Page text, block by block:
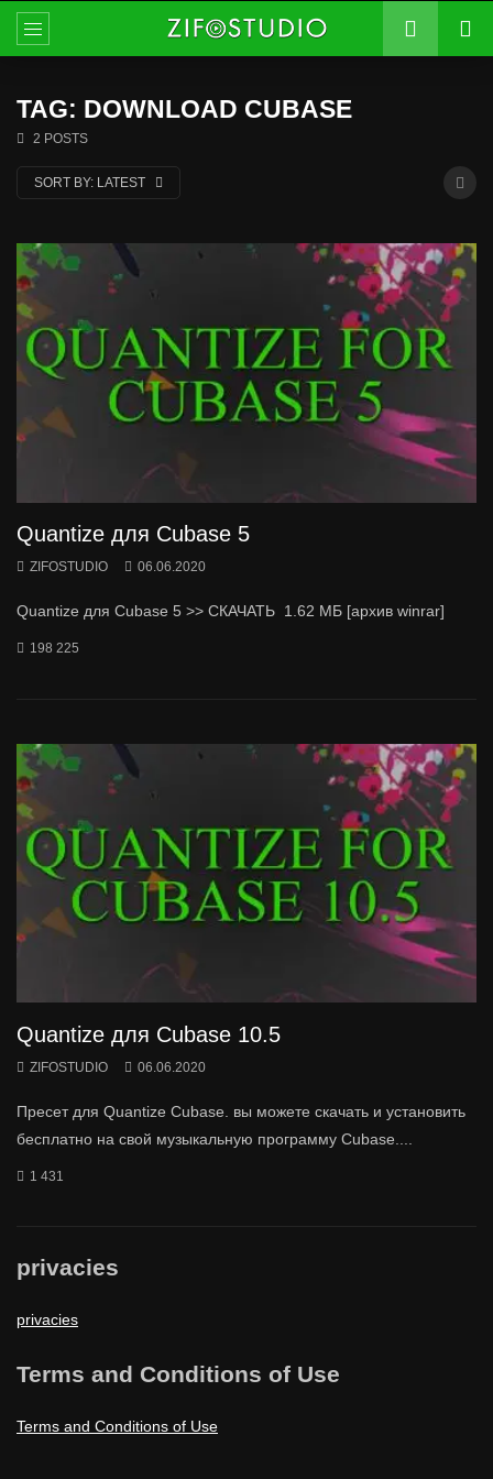
TAG: DOWNLOAD CUBASE
2 POSTS
SORT BY: LATEST
Quantize для Cubase 5
ZIFOSTUDIO 06.06.2020
Quantize для Cubase 5 >> СКАЧАТЬ 1.62 МБ [архив winrar]
198 225
Quantize для Cubase 10.5
ZIFOSTUDIO 06.06.2020
Пресет для Quantize Cubase. вы можете скачать и установить
бесплатно на свой музыкальную программу Cubase....
1 431
privacies
privacies
Terms and Conditions of Use
Terms and Conditions of Use